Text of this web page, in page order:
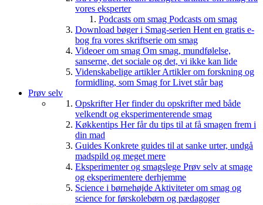
vores eksperter
Podcasts om smag Podcasts om smag
Download bøger i Smag-serien Hent en gratis e-
bog fra vores skriftserie om smag
Videoer om smag Om smag, mundfølelse,
sanserne, det sociale og det, vi ikke kan lide
Videnskabelige artiklerArtikler om forskning og
formidling, som Smag for Livet står bag
Prøv selv
OpskrifterHer finder du opskrifter med både
velkendt og eksperimenterende smag
Køkkentips Her får du tips til at få smagen frem i
din mad
Guides Konkrete guides til at sanke urter, undgå
madspild og meget mere
Eksperimenter og smagslege Prøv selv at smage
og eksperimentere derhjemme
Science i børnehøjde Aktiviteter om smag og
science for førskolebørn og pædagoger